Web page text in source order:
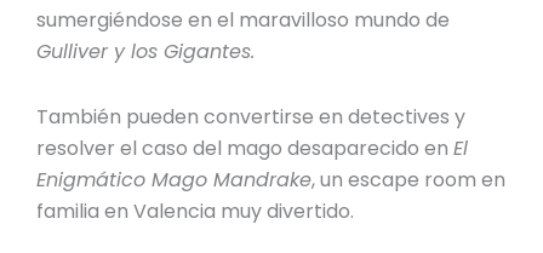
sumergiéndose en el maravilloso mundo de
Gulliver y los Gigantes.
También pueden convertirse en detectives y
resolver el caso del mago desaparecido enEl
Enigmático Mago Mandrake, unescape room en
familia en Valencia muy divertido.